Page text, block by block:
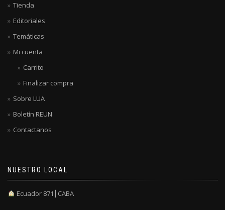
Tienda
Editoriales
Temáticas
Mi cuenta
Carrito
Finalizar compra
Sobre LUA
Boletín REUN
Contactanos
NUESTRO LOCAL
Ecuador 871┃CABA